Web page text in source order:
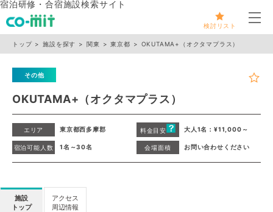
宿泊研修・合宿施設検索サイト
検討リスト
メ
トップ 施設を探す 関東 東京都 OKUTAMA+（オクタマプラス）
その他
OKUTAMA+（オクタマプラス）
エリア 東京都西多摩郡 料金目安 大人1名：¥11,000～
宿泊可能人数 1名～30名 会場面積 お問い合わせください
施設
トップ
アクセス
周辺情報